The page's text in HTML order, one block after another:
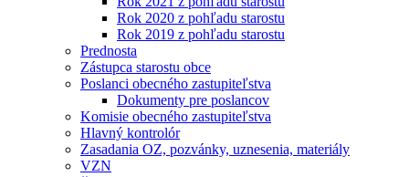
Rok 2020 z pohľadu starostu
Rok 2019 z pohľadu starostu
Prednosta
Zástupca starostu obce
Poslanci obecného zastupiteľstva
Dokumenty pre poslancov
Komisie obecného zastupiteľstva
Hlavný kontrolór
Zasadania OZ, pozvánky, uznesenia, materiály
VZN